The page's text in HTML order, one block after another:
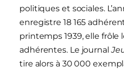
politiques et sociales.
enregistre 18 165
printemps 1939, elle frôle
adhérentes. Le journal
tire alors à 30 000